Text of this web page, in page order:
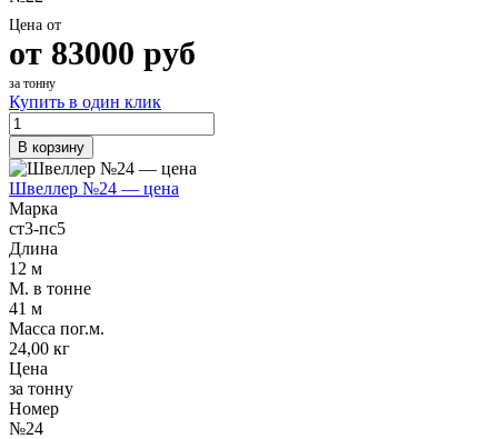
Цена от
от 83000 руб
за тонну
Купить в один клик
В корзину
Швеллер №24 — цена
Марка
ст3-пс5
Длина
12 м
М. в тонне
41 м
Масса пог.м.
24,00 кг
Цена
за тонну
Номер
№24